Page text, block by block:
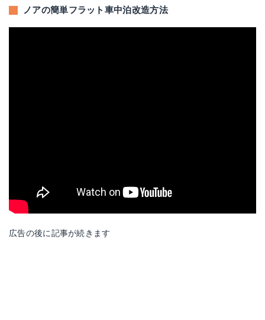
ノアの簡単フラット車中泊改造方法
広告の後に記事が続きます